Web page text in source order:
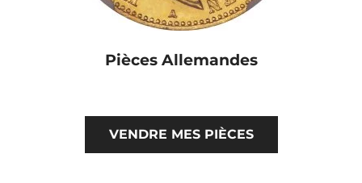
Pièces Allemandes
VENDRE MES PIÈCES